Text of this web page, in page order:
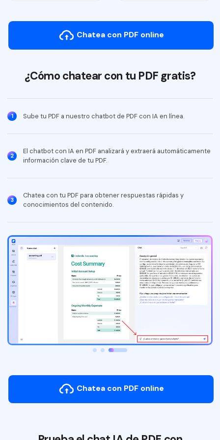
más rápido, más fácil
de PDF. Más inteligente, más rápido y más fácil.
PUB a PDF
Organizar PDF
Eliminar páginas
Bloquear PDF
Desbloquear PDF
Herramientas de imagen
Comprimir imagen
Recortar imagen
Imagen a documentos
Herramientas de IA
Chatea con PDF online
¿Cómo chatear con tu PDF gratis?
1 Sube tu PDF a nuestro chatbot de PDF con IA en línea.
2
El chatbot con IA en PDF analizará y extraerá automáticamente
información clave de tu PDF.
3
Chatea con tu PDF para obtener respuestas rápidas y
conocimientos del contenido.
Chatea con PDF online